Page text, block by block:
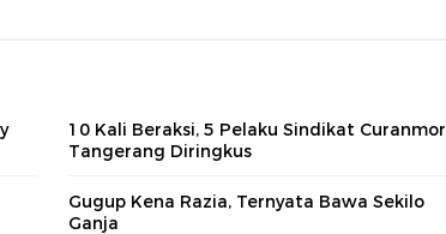
10 Kali Beraksi, 5 Pelaku Sindikat
Tangerang Diringkus
Gugup Kena Razia, Ternyata Bawa Sekilo
Ganja